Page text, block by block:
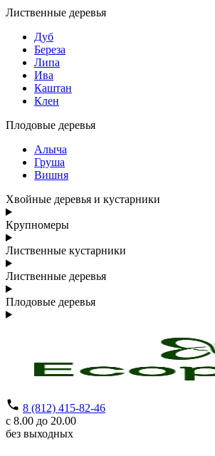
Лиственные деревья
Дуб
Береза
Липа
Ива
Каштан
Клен
Плодовые деревья
Алыча
Груша
Вишня
Хвойные деревья и кустарники
Крупномеры
Лиственные кустарники
Лиственные деревья
Плодовые деревья
8 (812) 415-82-46
с 8.00 до 20.00
без выходных